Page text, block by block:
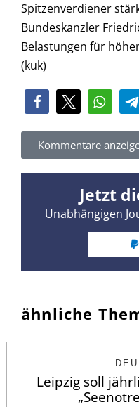
Spitzenverdiener
Bundeskanzler
Belastungen für
(kuk)
Kommentare
Jetzt
Unabhängigen
ähnliche
Leipzig soll